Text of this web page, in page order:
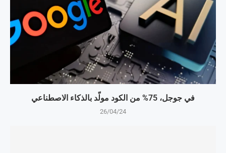
في جوجل، 75% من الكود مولّد بالذكاء الاصطناعي
26/04/24